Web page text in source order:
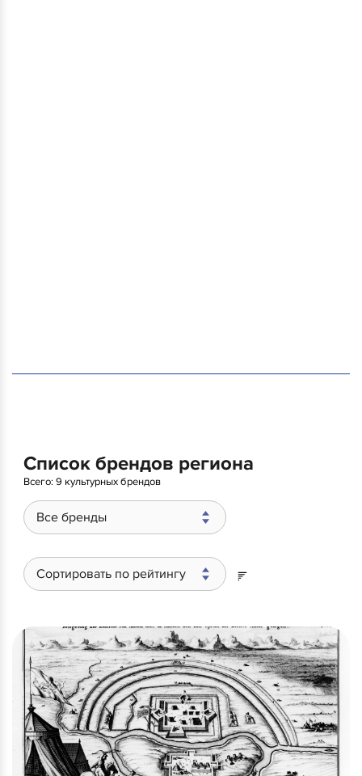
Список брендов региона
Всего:9 культурных брендов
Все бренды
Сортировать по рейтингу